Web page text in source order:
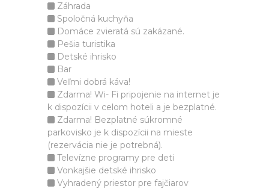
Záhrada
Spoločná kuchyňa
Domáce zvieratá sú zakázané.
Pešia turistika
Detské ihrisko
Bar
Veľmi dobrá káva!
Zdarma! Wi- Fi pripojenie na internet je
k dispozícii v celom hoteli a je bezplatné.
Zdarma! Bezplatné súkromné
parkovisko je k dispozícii na mieste
(rezervácia nie je potrebná).
Televízne programy pre deti
Vonkajšie detské ihrisko
Vyhradený priestor pre fajčiarov